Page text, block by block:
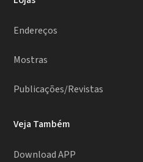
Endereços
Mostras
Publicações/Revistas
Veja Também
Download APP